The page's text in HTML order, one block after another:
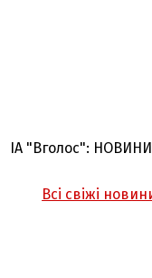
ІА "Вголос": НОВИНИ
Всі свіжі